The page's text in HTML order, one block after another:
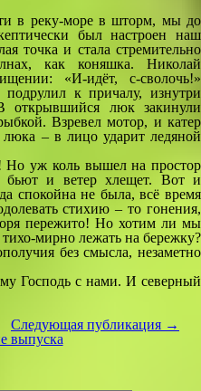
в реку-море в шторм, мы до
был настроен наш
точка и стала стремительно
как коняшка. Николай
«И-идёт, с-сволочь!»
к причалу, изнутри
открывшийся люк закинули
Взревел мотор, и катер
– в лицо ударит ледяной
Но уж коль вышел на простор
и ветер хлещет. Вот и
спокойна не была, всё время
стихию – то гонения,
пережито! Но хотим ли мы
мирно лежать на бережку?
без смысла, незаметно
Господь с нами. И северный
Следующая публикация →
выпуска